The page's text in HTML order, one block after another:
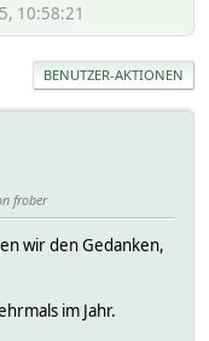
10:58:21
BENUTZER-AKTIONEN
frober
wir den Gedanken,
im Jahr.